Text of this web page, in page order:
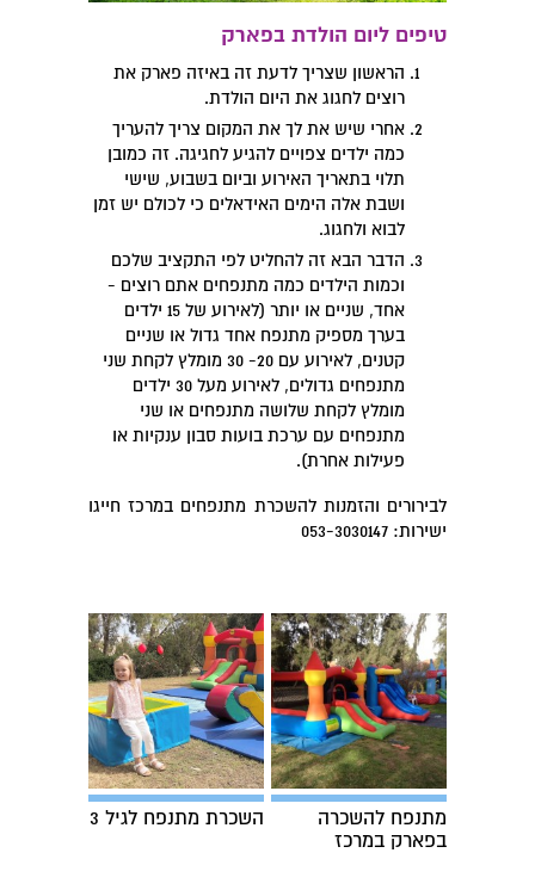
טיפים ליום הולדת בפארק
הראשון שצריך לדעת זה באיזה פארק את
רוצים לחגוג את היום הולדת.
אחרי שיש את לך את המקום צריך להעריך
כמה ילדים צפויים להגיע לחגיגה. זה כמובן
תלוי בתאריך האירוע וביום בשבוע, שישי
ושבת אלה הימים האידאלים כי לכולם יש זמן
לבוא ולחגוג.
הדבר הבא זה להחליט לפי התקציב שלכם
וכמות הילדים כמה מתנפחים אתם רוצים -
אחד, שניים או יותר (לאירוע של 15 ילדים
בערך מספיק מתנפח אחד גדול או שניים
קטנים, לאירוע עם 20- 30 מומלץ לקחת שני
מתנפחים גדולים, לאירוע מעל 30 ילדים
מומלץ לקחת שלושה מתנפחים או שני
מתנפחים עם ערכת בועות סבון ענקיות או
פעילות אחרת).
לבירורים והזמנות להשכרת מתנפחים במרכז חייגו
ישירות: 053-3030147
מתנפח להשכרה
בפארק במרכז
השכרת מתנפח לגיל 3